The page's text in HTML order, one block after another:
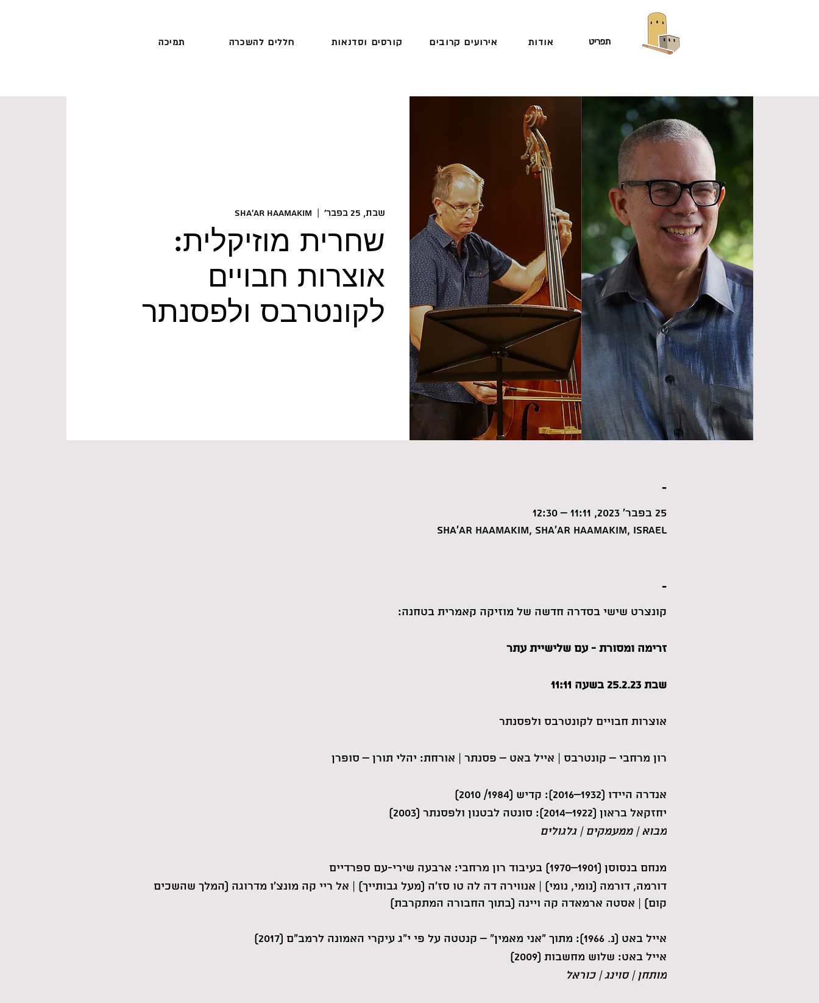
תמיכה חללים להשכרה קורסים וסדנאות אירועים קרובים אודות תפריט
שבת, 25 בפבר׳ Sha'ar HaAmakim
שחרית מוזיקלית:
אוצרות חבויים
לקונטרבס ולפסנתר
-
25 בפבר׳ 2023, 11:11 – 12:30
Sha'ar HaAmakim, Sha'ar HaAmakim, Israel
-
קונצרט שישי בסדרה חדשה של מוזיקה קאמרית בטחנה:
זרימה ומסורת - עם שלישיית עתר
שבת 25.2.23 בשעה 11:11
אוצרות חבויים לקונטרבס ולפסנתר
רון מרחבי – קונטרבס | אייל באט – פסנתר | אורחת: יהלי תורן – סופרן
אנדרה היידו (1932–2016): קדיש (1984/ 2010)
יחזקאל בראון (1922–2014): סונטה לבטנון ולפסנתר (2003)
מבוא | ממעמקים | גלגולים
מנחם בנסוסן (1901–1970) בעיבוד רון מרחבי: ארבעה שירי-עם ספרדיים
דורמה, דורמה (נומי, נומי) | אנווירה דה לה טו סז'ה (מעל גבותייך) | אל ריי קה מונצ'ו מדרוגה (המלך שהשכים
קום) | אסטה ארמאדה קה ויינה (בתוך החבורה המתקרבת)
אייל באט (נ. 1966): מתוך "אני מאמין" – קנטטה על פי י"ג עיקרי האמונה לרמב"ם (2017)
אייל באט: שלוש מחשבות (2009)
מותחן | סוינג | כוראל